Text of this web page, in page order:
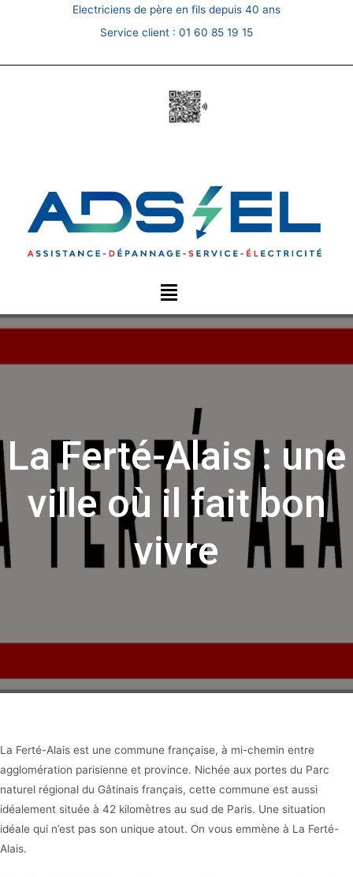
Electriciens de père en fils depuis 40 ans
Service client : 01 60 85 19 15
La Ferté-Alais : une
ville où il fait bon
vivre
La Ferté-Alais est une commune française, à mi-chemin entre
agglomération parisienne et province. Nichée aux portes du Parc
naturel régional du Gâtinais français, cette commune est aussi
idéalement située à 42 kilomètres au sud de Paris. Une situation
idéale qui n’est pas son unique atout. On vous emmène à La Ferté-
Alais.